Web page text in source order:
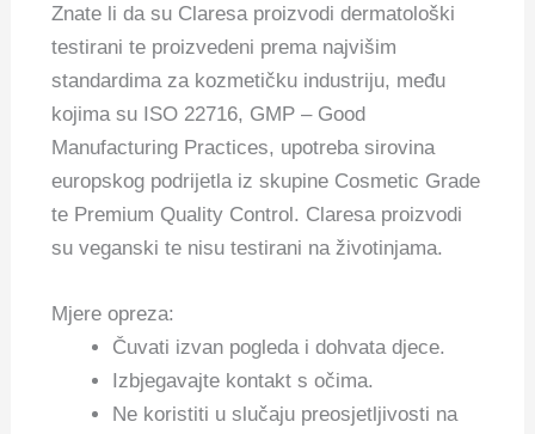
Znate li da su Claresa proizvodi dermatološki
testirani te proizvedeni prema najvišim
standardima za kozmetičku industriju, među
kojima su ISO 22716, GMP – Good
Manufacturing Practices, upotreba sirovina
europskog podrijetla iz skupine Cosmetic Grade
te Premium Quality Control. Claresa proizvodi
su veganski te nisu testirani na životinjama.
Mjere opreza:
Čuvati izvan pogleda i dohvata djece.
Izbjegavajte kontakt s očima.
Ne koristiti u slučaju preosjetljivosti na